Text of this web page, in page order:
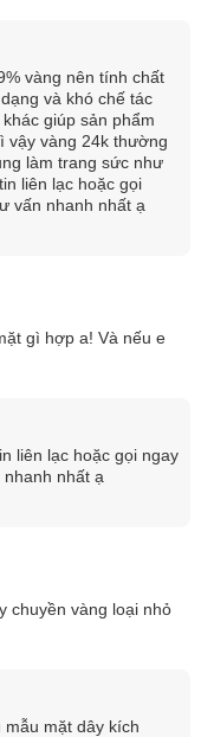
H
vàng cao cấp, nguyên
màu sắc của nó cực
được sự kỳ công trong
chạm khắc tạo nên sự
thêm sáng loáng.
riêng.
vàng nên tính chất
và khó chế tác
giúp sản phẩm
vậy vàng 24k thường
làm trang sức như
liên lạc hoặc gọi
vấn nhanh nhất ạ
gì hợp a! Và nếu e
liên lạc hoặc gọi ngay
nhất ạ
chuyền vàng loại nhỏ
mặt dây kích